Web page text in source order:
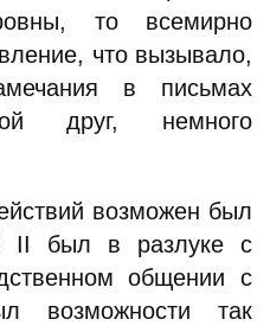
то всемирно
что вызывало,
в письмах
друг, немного
возможен был
II был в разлуке с
общении с
так